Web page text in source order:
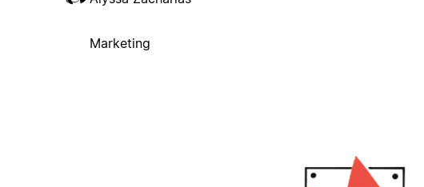
Marketing